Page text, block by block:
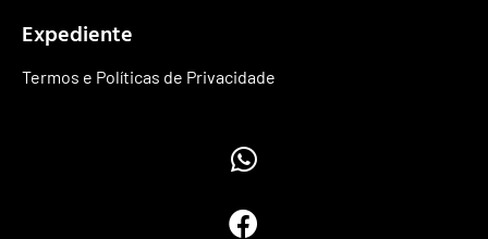
Expediente
Termos e Políticas de Privacidade